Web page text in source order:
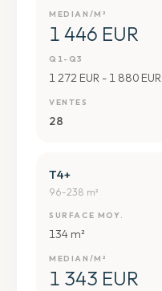
MEDIAN/M²
1 446 EUR
Q1-Q3
1 272 EUR - 1 880 EUR
VENTES
28
T4+
96-238 m²
SURFACE MOY.
134 m²
MEDIAN/M²
1 343 EUR